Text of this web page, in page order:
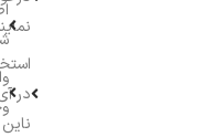
در
ناین